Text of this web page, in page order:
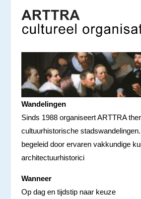
Wandelingen
Sinds 1988 organiseert ARTTRA
cultuurhistorische
begeleid door ervaren vakkundige
architectuurhistorici
Wanneer
Op dag en tijdstip naar keuze